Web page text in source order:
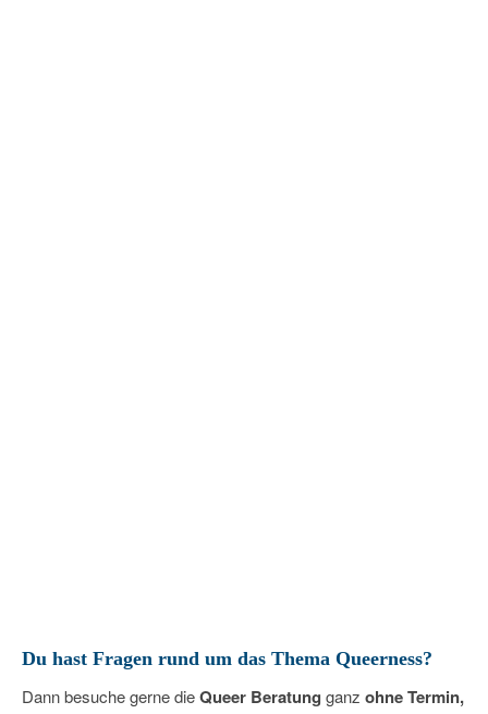
Du hast Fragen rund um das Thema Queerness?
Dann besuche gerne dieQueer Beratung ganz ohne Termin,